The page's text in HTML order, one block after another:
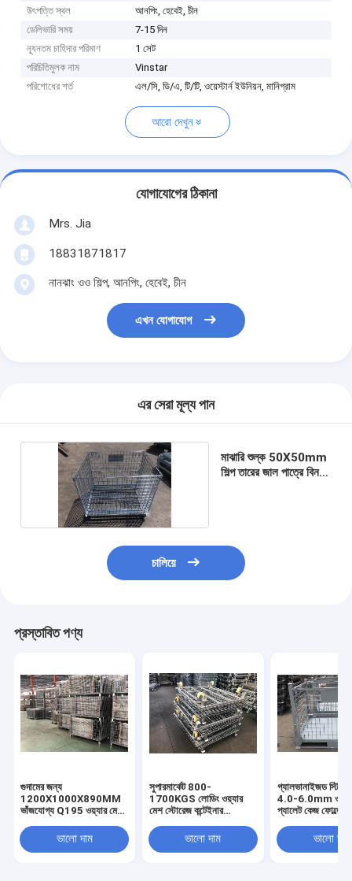
উৎপত্তি স্থল
আনপিং, হেবেই, চীন
ডেলিভারি সময়
7-15 দিন
ন্যূনতম চাহিদার পরিমাণ
1 সেট
পরিচিতিমুলক নাম
Vinstar
পরিশোধের শর্ত
এল/সি, ডি/এ, টি/টি, ওয়েস্টার্ন ইউনিয়ন, মানিগ্রাম
আরো দেখুন
যোগাযোগের ঠিকানা
Mrs. Jia
18831871817
নানঝাং ওও শিল্প, আনপিং, হেবেই, চীন
এখন যোগাযোগ
এর সেরা মূল্য পান
মাঝারি শুল্ক 50X50mm
শিল্প তারের জাল পাত্রে বিন
চালিয়ে
প্রস্তাবিত পণ্য
গুদামের জন্য
1200X1000X890MM
ভাঁজযোগ্য Q195 ওয়্যার মেশ
ভালো দাম
সুপারমার্কেট 800-
1700KGS লোডিং ওয়্যার
মেশ স্টোরেজ কন্টেইনার
ভালো দাম
গ্যালভানাইজড
4.0-6.0mm
প্যালেট কেজ
ভালো দাম